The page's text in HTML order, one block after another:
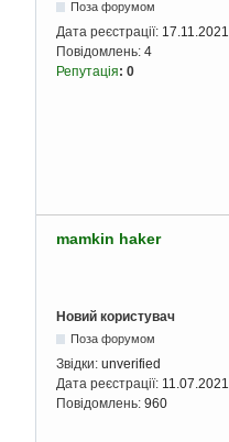
Поза форумом
Дата реєстрації: 17.11.2021
Повідомлень: 4
Репутація: 0
mamkin haker
Новий користувач
Поза форумом
Звідки: unverified
Дата реєстрації: 11.07.2021
Повідомлень: 960